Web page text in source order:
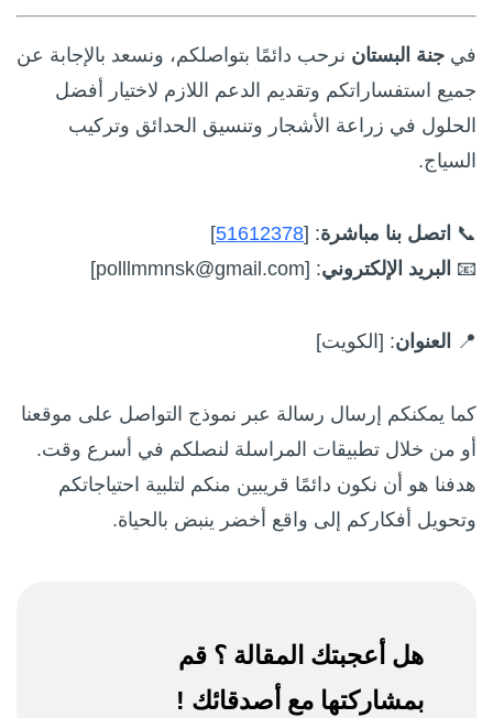
في جنة البستان
السياج.
📞 اتصل بنا مباشرة:
[
51612378
]
📧 البريد الإلكتروني:
[
polllmmnsk@gmail.com]
📍 العنوان: [الكويت]
أو من خلال تطبيقات المراسلة لنصلكم في أسرع وقت.
وتحويل أفكاركم إلى واقع أخضر ينبض بالحياة.
هل أعجبتك المقالة ؟ قم
بمشاركتها مع أصدقائك !